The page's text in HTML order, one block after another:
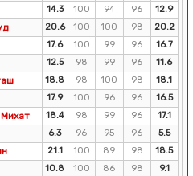
14.3 100 94 96
12.9
20.6 100 100 98
20.2
17.6 100 99 96
16.7
12.5 98 99 96
11.6
18.8 98 100 98
18.1
17.9 100 96 96
16.5
18.4 98 99 96
17.1
6.3 96 95 96
5.5
21.1 100 89 98
18.5
10.8 100 86 98 9.1